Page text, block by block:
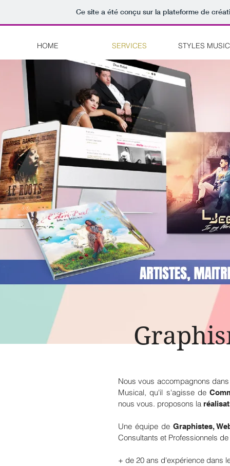
Ce site a été conçu sur la plateforme de
HOME SERVICES STYLES
Nous vous accompagnons
Musical, qu'il s'agisse de
nous vous. proposons la
Une équipe de Graphistes,
Consultants et Professionnels
+ de 20 ans d'expérience dans